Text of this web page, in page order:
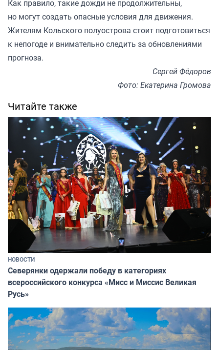
Как правило, такие дожди не продолжительны,
но могут создать опасные условия для движения.
Жителям Кольского полуострова стоит подготовиться
к непогоде и внимательно следить за обновлениями
прогноза.
Сергей Фёдоров
Фото: Екатерина Громова
Читайте также
НОВОСТИ
Северянки одержали победу в категориях
всероссийского конкурса «Мисс и Миссис Великая
Русь»